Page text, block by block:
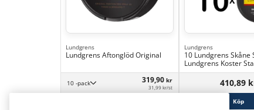
Lundgrens
Lundgrens Aftonglöd Original
10 -pack 319,90 kr
31,99 kr/st
Lundgrens
10 Lundgrens Skåne
Lundgrens Koster
410,89
Köp